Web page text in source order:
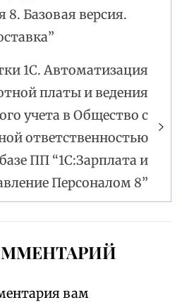
8. Базовая версия.
1С. Автоматизация
платы и ведения
учета в Общество с
ответственностью
ПП “1С:Зарплата и
Персоналом 8”
вам